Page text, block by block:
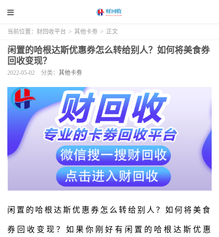
当前位置： 财回收平台 > 其他卡劵 > 正文
闲置的哈根达斯优惠券怎么转给别人？如何将美食券
回收变现？
2022-05-02 分类： 其他卡劵
闲置的哈根达斯优惠券怎么转给别人？如何将美食
券回收变现？如果你刚好有闲置的哈根达斯优惠